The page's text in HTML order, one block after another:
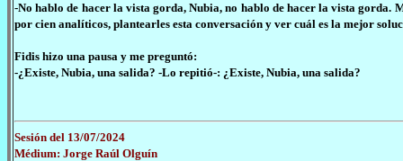
-No hablo de hacer la vista gorda, Nubia, no hablo de hacer la vista gorda.
por cien analíticos, plantearles esta conversación y ver cuál es la mejor
Fidis hizo una pausa y me preguntó:
-¿Existe, Nubia, una salida? -Lo repitió-: ¿Existe, Nubia, una salida?
Sesión del 13/07/2024
Médium: Jorge Raúl Olguín